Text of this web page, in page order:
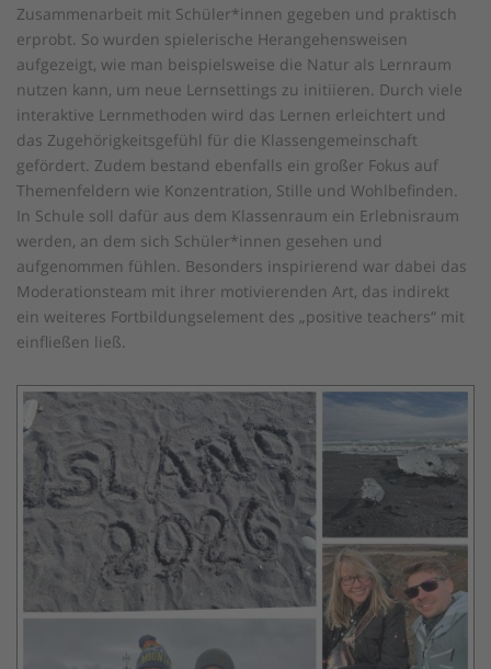
Zusammenarbeit mit Schüler*innen gegeben und praktisch
erprobt. So wurden spielerische Herangehensweisen
aufgezeigt, wie man beispielsweise die Natur als Lernraum
nutzen kann, um neue Lernsettings zu initiieren. Durch viele
interaktive Lernmethoden wird das Lernen erleichtert und
das Zugehörigkeitsgefühl für die Klassengemeinschaft
gefördert. Zudem bestand ebenfalls ein großer Fokus auf
Themenfeldern wie Konzentration, Stille und Wohlbefinden.
In Schule soll dafür aus dem Klassenraum ein Erlebnisraum
werden, an dem sich Schüler*innen gesehen und
aufgenommen fühlen. Besonders inspirierend war dabei das
Moderationsteam mit ihrer motivierenden Art, das indirekt
ein weiteres Fortbildungselement des „positive teachers“ mit
einfließen ließ.